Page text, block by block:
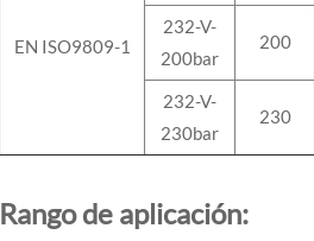
EN ISO9809-1
232-V-
200bar
200
232-V-
230bar
230
Rango de aplicación: